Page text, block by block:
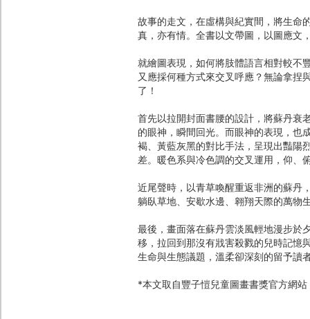
故事的走文，在虛構與紀實間，將生命
真，亦有情。全書以文帶圖，以圖應文
就繪圖表現，如何將肢體語言相對較不
又應採何種方式來交叉呼應？無論拿捏
了！
首先以拉開封面書腰的設計，將蘇丹衰
的眼神，瞬間回光。而眼神的表現，也
褐、黃藍灰黑的對比手法，呈現出豔陽
差。暖色系與冷色調的交叉運用，仰、
近尾聲時，以青草喚醒重返非洲的蘇丹
躺臥草地、安歇水邊、翱翔天際的萬
最後，畫面落在蘇丹雲淡風輕地漫步於
移，拉回到那沒有戕害殺戮的兒時記
生命與生態議題，溫柔卻深刻的留予
*本文取自豐子愷兒童圖畫書獎官方網站